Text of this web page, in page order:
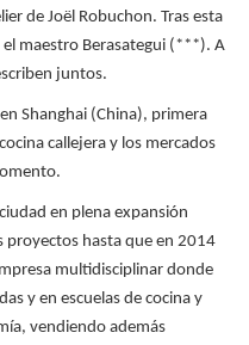
de Joël Robuchon. Tras esta
el maestro Berasategui (***). A
juntos.
Shanghai (China), primera
callejera y los mercados
en plena expansión
proyectos hasta que en 2014
multidisciplinar donde
y en escuelas de cocina y
vendiendo además